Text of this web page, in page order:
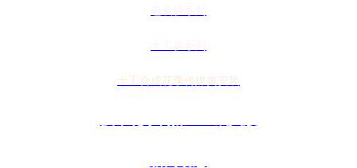
土工合成花季传媒黄安装